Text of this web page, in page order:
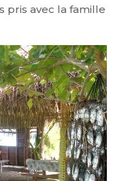
pris avec la famille